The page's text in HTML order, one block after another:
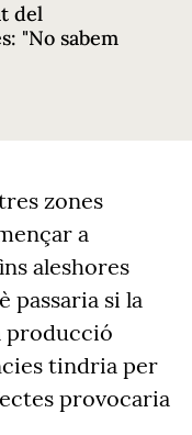
del
"No sabem
zones
a
aleshores
passaria si la
producció
tindria per
provocaria